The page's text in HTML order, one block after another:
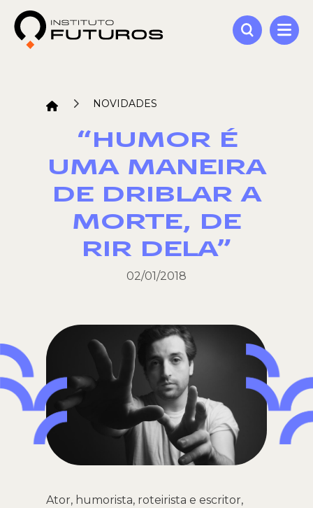
NOVIDADES
“HUMOR É
UMA MANEIRA
DE DRIBLAR A
MORTE, DE
RIR DELA”
02/01/2018
Ator, humorista, roteirista e escritor,